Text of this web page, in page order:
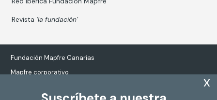
x
Revista ‘la fundación’
Fundación Mapfre Canarias
Mapfre corporativo